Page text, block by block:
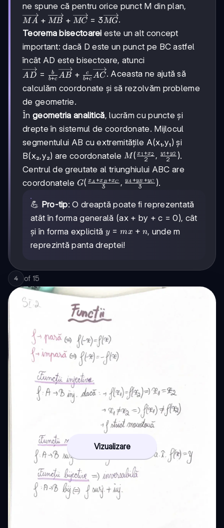
\overrightarrow{GB}
+
\overrightarrow{GC}
ne spune că pentru orice punct M din plan,
\overrightarrow{MA}
+
\overrightarrow{MB}
+
\overrightarrow{MC}
= 3
\overrightarrow{MG}
MA + MB + MC = 3MG.
Teorema bisectoarei este un alt concept
important: dacă D este un punct pe BC astfel
încât AD este bisectoare, atunci
\overrightarrow{AD}
= \frac{b}{b+c}
\overrightarrow{AB}
+ \frac{c}{b+c}
\overrightarrow{AC}
AD = b+c
b AB + b+c
c AC. Aceasta ne ajută să
calculăm coordonate și să rezolvăm probleme
de geometrie.
În geometria analitică, lucrăm cu puncte și
drepte în sistemul de coordonate. Mijlocul
segmentului AB cu extremitățile A(x₁,y₁) și
B(x₂,y₂) are coordonatele M(\frac{x_1+x_2}
{2},
\frac{y_1+y_2}
{2})
M( 2
x 1 +x2 , 2
y1 +y2 ).
Centrul de greutate al triunghiului ABC are
coordonatele G(\frac{x_A+x_B+x_C}
\frac{y_A+y_B+y_C}
G( 3
xA +xB +xC , 3
yA +yB +yC ).
💪 Pro-tip: O dreaptă poate fi reprezentată
atât în forma generală (ax + by + c = 0), cât
și în forma explicită y
=
mx
n
y = mx + n, unde m
reprezintă panta dreptei!
4 of 15
Vizualizare